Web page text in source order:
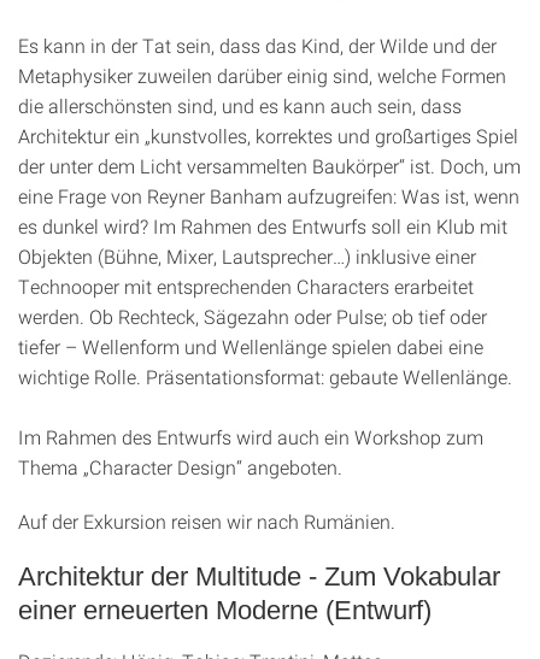
Es kann in der Tat sein, dass das Kind, der Wilde und der
Metaphysiker zuweilen darüber einig sind, welche Formen
die allerschönsten sind, und es kann auch sein, dass
Architektur ein „kunstvolles, korrektes und großartiges Spiel
der unter dem Licht versammelten Baukörper“ ist. Doch, um
eine Frage von Reyner Banham aufzugreifen: Was ist, wenn
es dunkel wird? Im Rahmen des Entwurfs soll ein Klub mit
Objekten (Bühne, Mixer, Lautsprecher…) inklusive einer
Technooper mit entsprechenden Characters erarbeitet
werden. Ob Rechteck, Sägezahn oder Pulse; ob tief oder
tiefer – Wellenform und Wellenlänge spielen dabei eine
wichtige Rolle. Präsentationsformat: gebaute Wellenlänge.
Im Rahmen des Entwurfs wird auch ein Workshop zum
Thema „Character Design“ angeboten.
Auf der Exkursion reisen wir nach Rumänien.
Architektur der Multitude - Zum Vokabular
einer erneuerten Moderne (Entwurf)